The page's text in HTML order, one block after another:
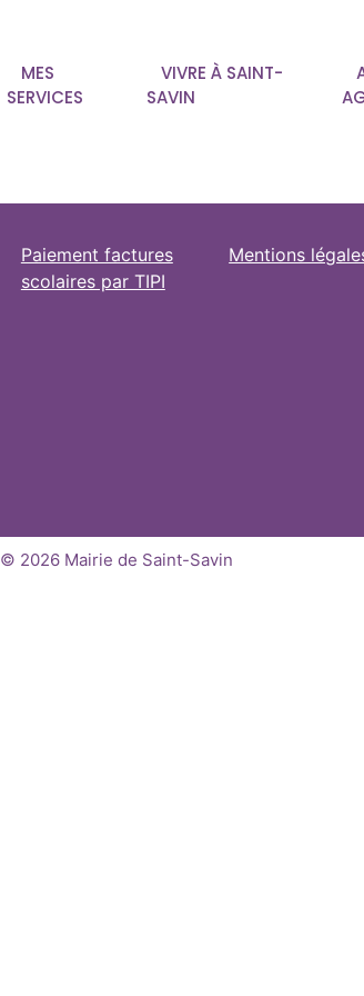
MES
SERVICES
VIVRE À SAINT-
SAVIN
Paiement factures
scolaires par TIPI
Mentions
© 2026 Mairie de Saint-Savin